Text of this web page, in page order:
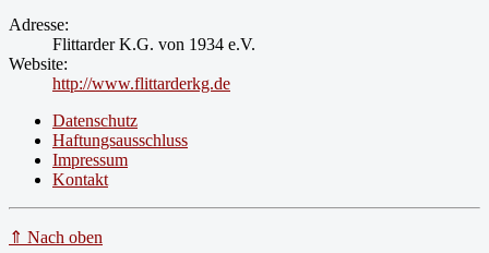
Adresse:
Flittarder K.G. von 1934 e.V.
Website:
http://www.flittarderkg.de
Datenschutz
Haftungsausschluss
Impressum
Kontakt
⇑ Nach oben